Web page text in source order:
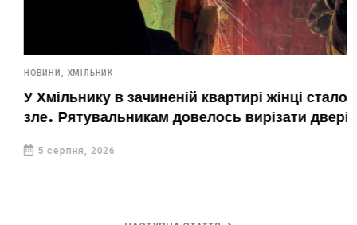
НОВИНИ, ХМІЛЬНИК
У Хмільнику в зачиненій квартирі жінці стало
зле. Рятувальникам довелось вирізати двері
5 серпня, 2026